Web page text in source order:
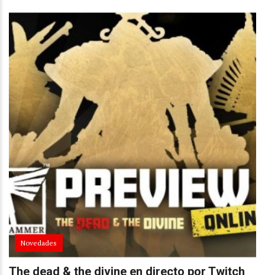
Novedades
The dead & the divine en directo por Twitch